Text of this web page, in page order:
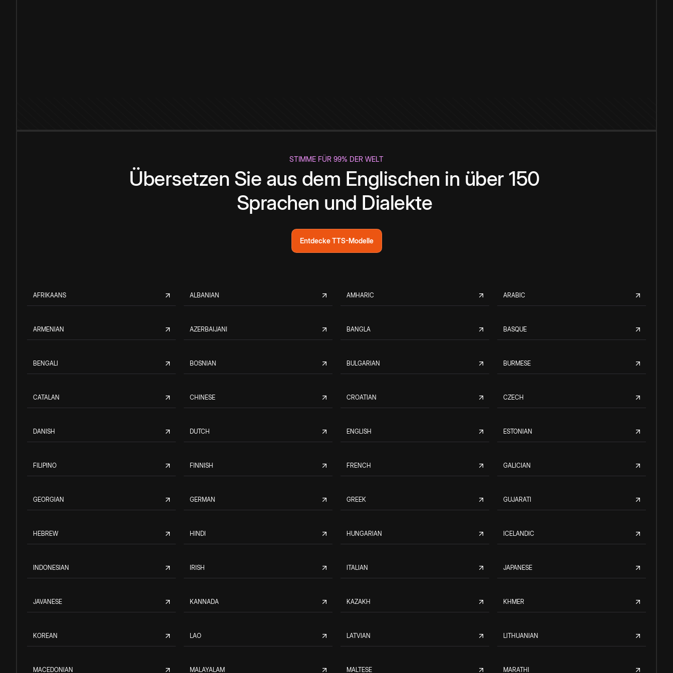
STIMME FÜR 99% DER WELT
Übersetzen Sie aus dem Englischen in über 150
Sprachen und Dialekte
Entdecke TTS-Modelle
AFRIKAANS ALBANIAN AMHARIC ARABIC
ARMENIAN AZERBAIJANI BANGLA BASQUE
BENGALI BOSNIAN BULGARIAN BURMESE
CATALAN CHINESE CROATIAN CZECH
DANISH DUTCH ENGLISH ESTONIAN
FILIPINO FINNISH FRENCH GALICIAN
GEORGIAN GERMAN GREEK GUJARATI
HEBREW HINDI HUNGARIAN ICELANDIC
INDONESIAN IRISH ITALIAN JAPANESE
JAVANESE KANNADA KAZAKH KHMER
KOREAN LAO LATVIAN LITHUANIAN
MACEDONIAN MALAYALAM MALTESE MARATHI